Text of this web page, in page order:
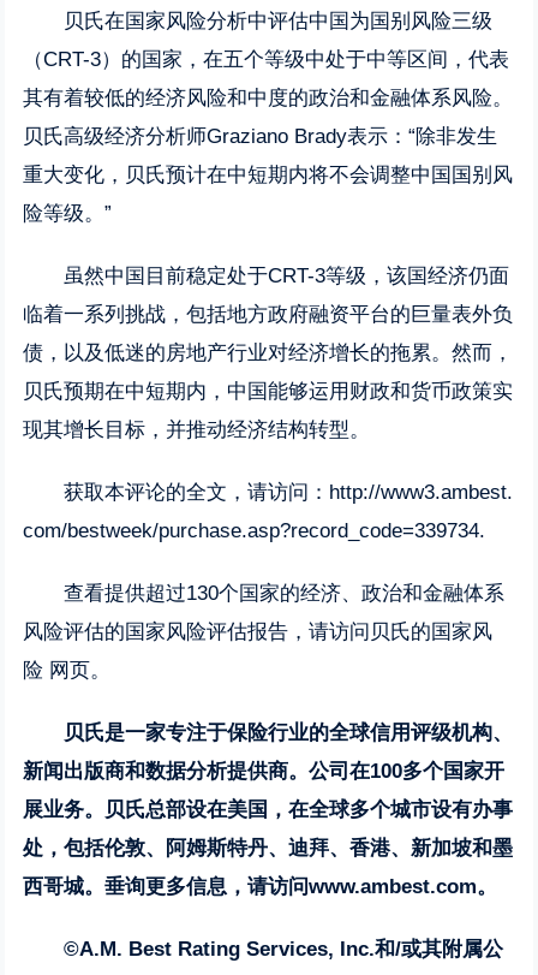
贝氏在国家风险分析中评估中国为国别风险三级
（CRT-3）的国家，在五个等级中处于中等区间，代表
其有着较低的经济风险和中度的政治和金融体系风险。
贝氏高级经济分析师Graziano Brady表示：“除非发生
重大变化，贝氏预计在中短期内将不会调整中国国别风
险等级。”
虽然中国目前稳定处于CRT-3等级，该国经济仍面
临着一系列挑战，包括地方政府融资平台的巨量表外负
债，以及低迷的房地产行业对经济增长的拖累。然而，
贝氏预期在中短期内，中国能够运用财政和货币政策实
现其增长目标，并推动经济结构转型。
获取本评论的全文，请访问： http://www3.ambest.
com/bestweek/purchase.asp?record_code=339734.
查看提供超过130个国家的经济、政治和金融体系
风险评估的国家风险评估报告，请访问贝氏的国家风
险 网页。
贝氏是一家专注于保险行业的全球信用评级机构、
新闻出版商和数据分析提供商。公司在100多个国家开
展业务。贝氏总部设在美国，在全球多个城市设有办事
处，包括伦敦、阿姆斯特丹、迪拜、香港、新加坡和墨
西哥城。垂询更多信息，请访问www.ambest.com。
©A.M. Best Rating Services, Inc.和/或其附属公